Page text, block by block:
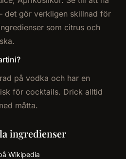
det gör verkligen skillnad för
som citrus och
på vodka och har en
för cocktails. Drick alltid
måtta.
ingredienser
Wikipedia